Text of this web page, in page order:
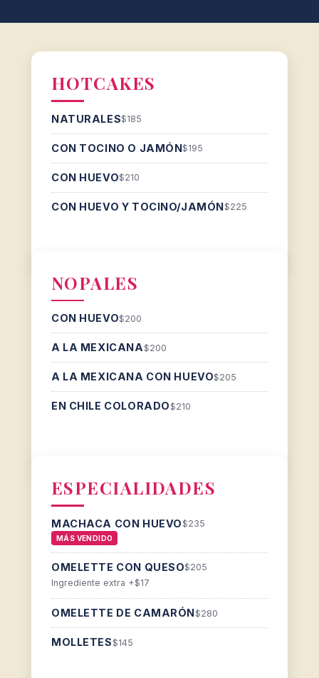
HOTCAKES
NATURALES$185
CON TOCINO O JAMÓN$195
CON HUEVO$210
CON HUEVO Y TOCINO/JAMÓN$225
NOPALES
CON HUEVO$200
A LA MEXICANA $200
A LA MEXICANA CON HUEVO$205
EN CHILE COLORADO $210
ESPECIALIDADES
MACHACA CON HUEVO $235
MÁS VENDIDO
OMELETTE CON QUESO$205
Ingrediente extra +$17
OMELETTE DE CAMARÓN $280
MOLLETES $145